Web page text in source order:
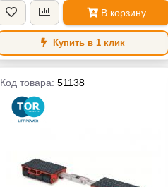
В корзину
Купить в 1 клик
Код товара:51138